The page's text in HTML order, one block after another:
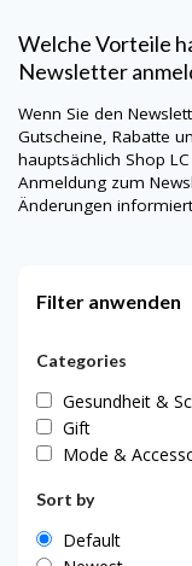
Welche Vorteile
Newsletter
Wenn Sie den
Gutscheine, Rabatte
hauptsächlich Shop LC
Anmeldung zum
Änderungen
Filter anwenden
Categories
Gesundheit &
Gift
Mode &
Sort by
Default